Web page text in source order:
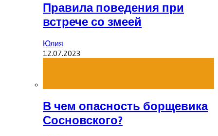
Правила поведения при
встрече со змеей
Юлия
12.07.2023
В чем опасность борщевика
Сосновского?